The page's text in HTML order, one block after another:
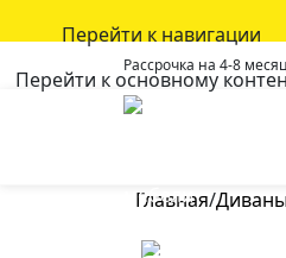
Перейти к навигации
Перейти к основному
Рассрочка на 4-8
Главная/